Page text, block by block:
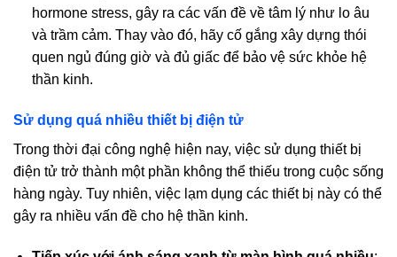
hormone stress, gây ra các vấn đề về tâm lý như lo âu
và trầm cảm. Thay vào đó, hãy cố gắng xây dựng thói
quen ngủ đúng giờ và đủ giấc để bảo vệ sức khỏe hệ
thần kinh.
Sử dụng quá nhiều thiết bị điện tử
Trong thời đại công nghệ hiện nay, việc sử dụng thiết bị
điện tử trở thành một phần không thể thiếu trong cuộc sống
hàng ngày. Tuy nhiên, việc lạm dụng các thiết bị này có thể
gây ra nhiều vấn đề cho hệ thần kinh.